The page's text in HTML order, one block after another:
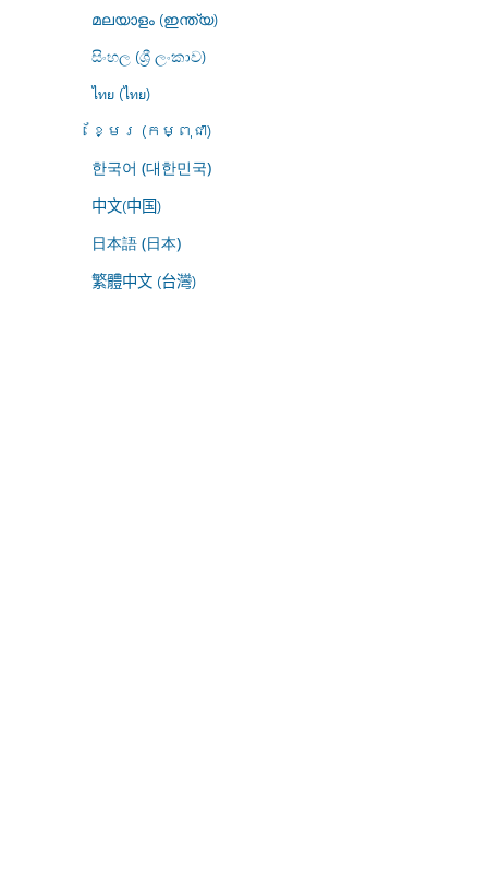
മലയാളം (ഇന്ത്യ)
සිංහල (ශ්‍රී ලංකාව)
ไทย (ไทย)
ខ្មែរ (កម្ពុជា)
한국어 (대한민국)
中文(中国)
日本語 (日本)
繁體中文 (台灣)